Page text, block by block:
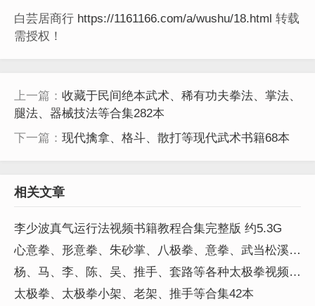
白芸居商行 https://1161166.com/a/wushu/18.html 转载
需授权！
上一篇： 收藏于民间绝本武术、稀有功夫拳法、掌法、
腿法、器械技法等合集282本
下一篇： 现代擒拿、格斗、散打等现代武术书籍68本
相关文章
李少波真气运行法视频书籍教程合集完整版 约5.3G
心意拳、形意拳、朱砂掌、八极拳、意拳、武当松溪、
少林、等传统武术视频16G
杨、马、李、陈、吴、推手、套路等各种太极拳视频
91G
太极拳、太极拳小架、老架、推手等合集42本